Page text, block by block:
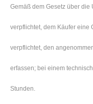
Gemäß dem Gesetz über die
verpflichtet, dem Käufer eine
verpflichtet, den
erfassen; bei einem
Stunden.